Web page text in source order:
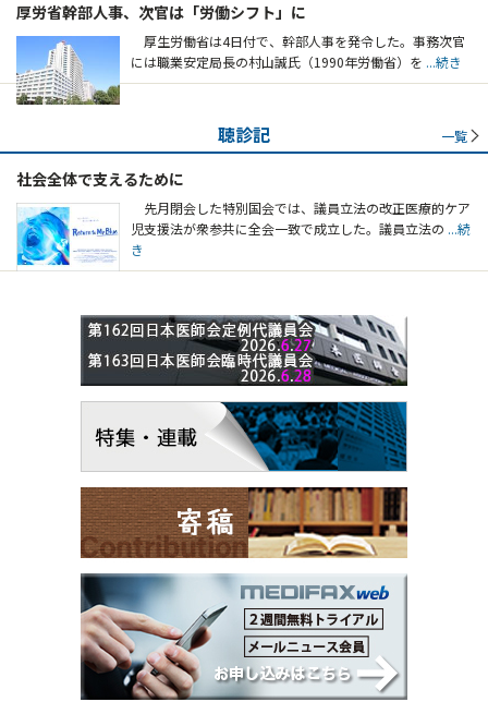
厚労省幹部人事、次官は「労働シフト」に
厚生労働省は4日付で、幹部人事を発令した。事務次官
には職業安定局長の村山誠氏（1990年労働省）を ...続き
聴診記 一覧
社会全体で支えるために
先月閉会した特別国会では、議員立法の改正医療的ケア
児支援法が衆参共に全会一致で成立した。議員立法の ...続
き